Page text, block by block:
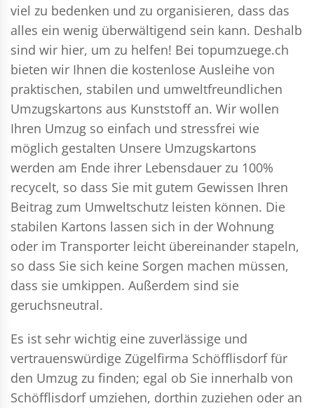
viel zu bedenken und zu organisieren, dass das
alles ein wenig überwältigend sein kann. Deshalb
sind wir hier, um zu helfen! Bei topumzuege.ch
bieten wir Ihnen die kostenlose Ausleihe von
praktischen, stabilen und umweltfreundlichen
Umzugskartons aus Kunststoff an. Wir wollen
Ihren Umzug so einfach und stressfrei wie
möglich gestalten Unsere Umzugskartons
werden am Ende ihrer Lebensdauer zu 100%
recycelt, so dass Sie mit gutem Gewissen Ihren
Beitrag zum Umweltschutz leisten können. Die
stabilen Kartons lassen sich in der Wohnung
oder im Transporter leicht übereinander stapeln,
so dass Sie sich keine Sorgen machen müssen,
dass sie umkippen. Außerdem sind sie
geruchsneutral.
Es ist sehr wichtig eine zuverlässige und
vertrauenswürdige Zügelfirma Schöfflisdorf für
den Umzug zu finden; egal ob Sie innerhalb von
Schöfflisdorf umziehen, dorthin zuziehen oder an